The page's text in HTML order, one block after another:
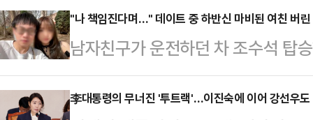
트와 브라톱 차림(사진 왼쪽)으로
셜미디어(SNS)에 공유돼 화제를
태의 상의 차림은 과하…
당대표 후보를 발견하자 모두 걸음
티셔츠 한 장과 청바지를 입은 청년
보안요원 복장의 시큐리티, 교복을
지 모두 '철수형'에게 듣고 싶어 수
"나 책임진다며…" 데이트 중 하반신 마비된 여친 버린
남자친구가 운전하던 차 조수석 탑
을 받은 가운데, 보살핌을 약속했던
일고 있다.19일 홍콩 사우스차이
李대통령의 무너진 '투트랙'…이진숙에 이어 강선우도